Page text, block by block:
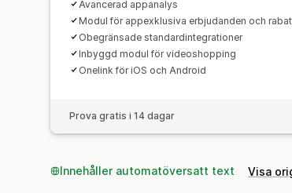
Avancerad appanalys
Modul för appexklusiva erbjudanden och
Obegränsade standardintegrationer
Inbyggd modul för videoshopping
Onelink för iOS och Android
Prova gratis i 14 dagar
Innehåller automatöversatt text Visa